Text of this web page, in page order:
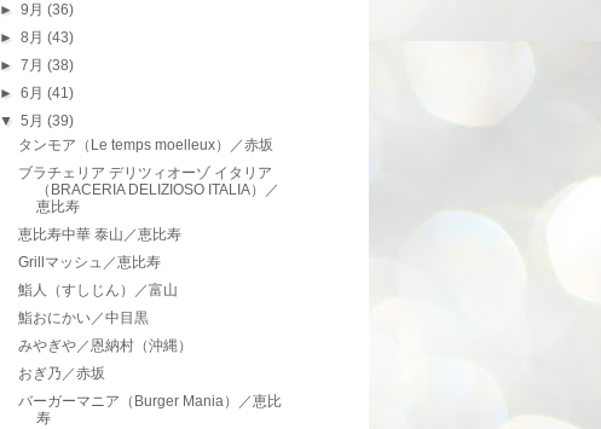
►9月(36)
►8月(43)
►7月(38)
►6月(41)
▼5月(39)
タンモア（Le temps moelleux）／赤坂
ブラチェリア デリツィオーゾ イタリア
（BRACERIA DELIZIOSO ITALIA）／
恵比寿
恵比寿中華 泰山／恵比寿
Grillマッシュ／恵比寿
鮨人（すしじん）／富山
鮨おにかい／中目黒
みやぎや／恩納村（沖縄）
おぎ乃／赤坂
バーガーマニア（Burger Mania）／恵比
寿